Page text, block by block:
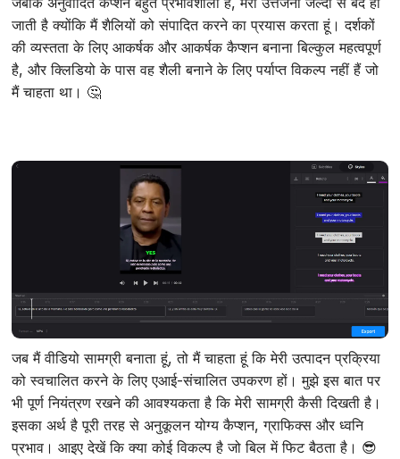
जाती है क्योंकि मैं शैलियों को संपादित करने का प्रयास करता हूं। दर्शकों
की व्यस्तता के लिए आकर्षक और आकर्षक कैप्शन बनाना बिल्कुल महत्वपूर्ण
है, और क्लिडियो के पास वह शैली बनाने के लिए पर्याप्त विकल्प नहीं हैं जो
मैं चाहता था। 🤔
जब मैं वीडियो सामग्री बनाता हूं, तो मैं चाहता हूं कि मेरी उत्पादन प्रक्रिया
को स्वचालित करने के लिए एआई-संचालित उपकरण हों। मुझे इस बात पर
भी पूर्ण नियंत्रण रखने की आवश्यकता है कि मेरी सामग्री कैसी दिखती है।
इसका अर्थ है पूरी तरह से अनुकूलन योग्य कैप्शन, ग्राफिक्स और ध्वनि
प्रभाव। आइए देखें कि क्या कोई विकल्प है जो बिल में फिट बैठता है। 😎